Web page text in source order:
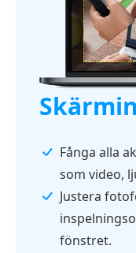
Fånga alla
som video,
Justera
fönstret.